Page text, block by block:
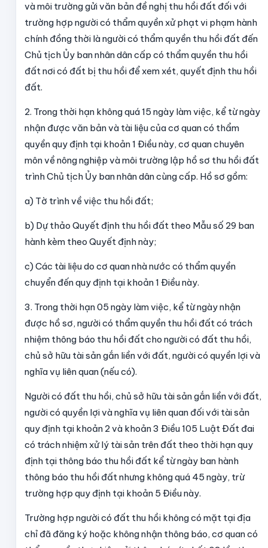
và môi trường gửi văn bản đề nghị thu hồi đất đối với
trường hợp người có thẩm quyền xử phạt vi phạm hành
chính đồng thời là người có thẩm quyền thu hồi đất đến
Chủ tịch Ủy ban nhân dân cấp có thẩm quyền thu hồi
đất nơi có đất bị thu hồi để xem xét, quyết định thu hồi
đất.
2. Trong thời hạn không quá 15 ngày làm việc, kể từ ngày
nhận được văn bản và tài liệu của cơ quan có thẩm
quyền quy định tại khoản 1 Điều này, cơ quan chuyên
môn về nông nghiệp và môi trường lập hồ sơ thu hồi đất
trình Chủ tịch Ủy ban nhân dân cùng cấp. Hồ sơ gồm:
a) Tờ trình về việc thu hồi đất;
b) Dự thảo Quyết định thu hồi đất theo Mẫu số 29 ban
hành kèm theo Quyết định này;
c) Các tài liệu do cơ quan nhà nước có thẩm quyền
chuyển đến quy định tại khoản 1 Điều này.
3. Trong thời hạn 05 ngày làm việc, kể từ ngày nhận
được hồ sơ, người có thẩm quyền thu hồi đất có trách
nhiệm thông báo thu hồi đất cho người có đất thu hồi,
chủ sở hữu tài sản gắn liền với đất, người có quyền lợi và
nghĩa vụ liên quan (nếu có).
Người có đất thu hồi, chủ sở hữu tài sản gắn liền với đất,
người có quyền lợi và nghĩa vụ liên quan đối với tài sản
quy định tại khoản 2 và khoản 3 Điều 105 Luật Đất đai
có trách nhiệm xử lý tài sản trên đất theo thời hạn quy
định tại thông báo thu hồi đất kể từ ngày ban hành
thông báo thu hồi đất nhưng không quá 45 ngày, trừ
trường hợp quy định tại khoản 5 Điều này.
Trường hợp người có đất thu hồi không có mặt tại địa
chỉ đã đăng ký hoặc không nhận thông báo, cơ quan có